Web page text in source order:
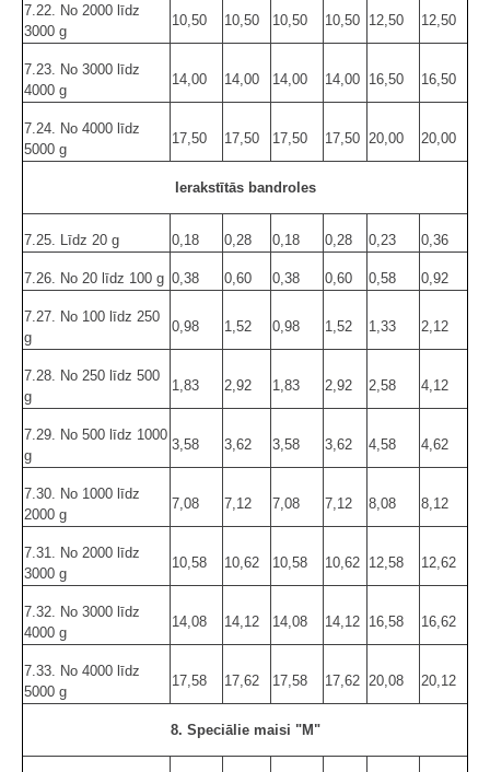
7.22. No 2000 līdz
3000 g
10,50 10,50 10,50 10,50 12,50 12,50
7.23. No 3000 līdz
4000 g
14,00 14,00 14,00 14,00 16,50 16,50
7.24. No 4000 līdz
5000 g
17,50 17,50 17,50 17,50 20,00 20,00
Ierakstītās bandroles
7.25. Līdz 20 g 0,18 0,28 0,18 0,28 0,23 0,36
7.26. No 20 līdz 100 g 0,38 0,60 0,38 0,60 0,58 0,92
7.27. No 100 līdz 250
g
0,98 1,52 0,98 1,52 1,33 2,12
7.28. No 250 līdz 500
g
1,83 2,92 1,83 2,92 2,58 4,12
7.29. No 500 līdz 1000
g
3,58 3,62 3,58 3,62 4,58 4,62
7.30. No 1000 līdz
2000 g
7,08 7,12 7,08 7,12 8,08 8,12
7.31. No 2000 līdz
3000 g
10,58 10,62 10,58 10,62 12,58 12,62
7.32. No 3000 līdz
4000 g
14,08 14,12 14,08 14,12 16,58 16,62
7.33. No 4000 līdz
5000 g
17,58 17,62 17,58 17,62 20,08 20,12
8. Speciālie maisi "M"